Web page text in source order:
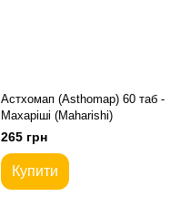
Астхомап (Asthomap) 60 таб -
Махаріші (Maharishi)
265 грн
Купити